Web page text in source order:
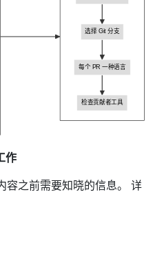
选择 Git 分支
每个 PR 一种语言
检查贡献者工具
作
容之前需要知晓的信息。 详